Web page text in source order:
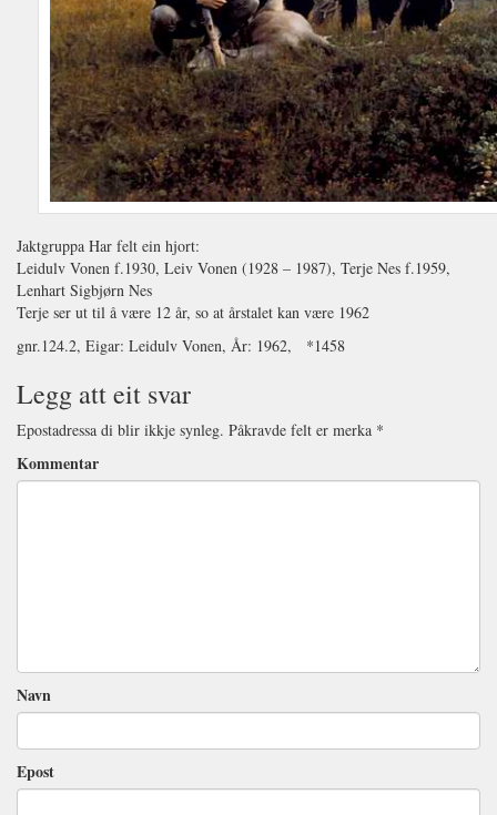
Jaktgruppa Har felt ein hjort:
Leidulv Vonen f.1930, Leiv Vonen (1928 – 1987), Terje Nes f.1959,
Lenhart Sigbjørn Nes
Terje ser ut til å være 12 år, so at årstalet kan være 1962
gnr.124.2, Eigar: Leidulv Vonen, År: 1962, *1458
Legg att eit svar
Epostadressa di blir ikkje synleg. Påkravde felt er merka *
Kommentar
Navn
Epost